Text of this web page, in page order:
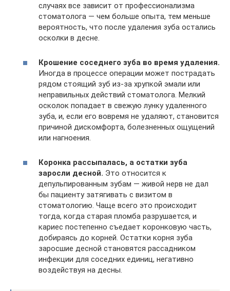
случаях все зависит от профессионализма
стоматолога — чем больше опыта, тем меньше
вероятность, что после удаления зуба остались
осколки в десне.
Крошение соседнего зуба во время удаления.
Иногда в процессе операции может пострадать
рядом стоящий зуб из-за хрупкой эмали или
неправильных действий стоматолога. Мелкий
осколок попадает в свежую лунку удаленного
зуба, и, если его вовремя не удаляют, становится
причиной дискомфорта, болезненных ощущений
или нагноения.
Коронка рассыпалась, а остатки зуба
заросли десной. Это относится к
депульпированным зубам — живой нерв не дал
бы пациенту затягивать с визитом в
стоматологию. Чаще всего это происходит
тогда, когда старая пломба разрушается, и
кариес постепенно съедает коронковую часть,
добираясь до корней. Остатки корня зуба
заросшие десной становятся рассадником
инфекции для соседних единиц, негативно
воздействуя на десны.